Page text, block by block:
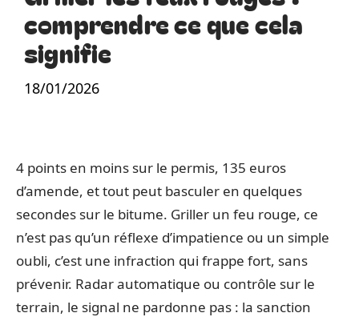
comprendre ce que cela
signifie
18/01/2026
4 points en moins sur le permis, 135 euros
d’amende, et tout peut basculer en quelques
secondes sur le bitume. Griller un feu rouge, ce
n’est pas qu’un réflexe d’impatience ou un simple
oubli, c’est une infraction qui frappe fort, sans
prévenir. Radar automatique ou contrôle sur le
terrain, le signal ne pardonne pas : la sanction